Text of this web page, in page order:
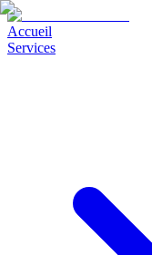
Accueil
Services